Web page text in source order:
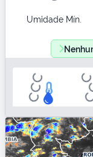
Umidade Mín.